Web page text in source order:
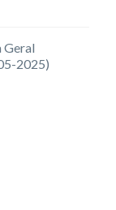
Geral
2025)